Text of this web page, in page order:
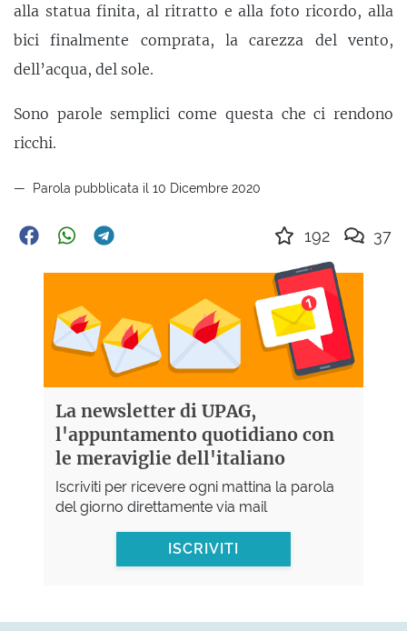
alla statua finita, al ritratto e alla foto ricordo, alla
bici finalmente comprata, la carezza del vento,
dell’acqua, del sole.
Sono parole semplici come questa che ci rendono
ricchi.
Parola pubblicata il 10 Dicembre 2020
192 37
La newsletter di UPAG,
l'appuntamento quotidiano con
le meraviglie dell'italiano
Iscriviti per ricevere ogni mattina la parola
del giorno direttamente via mail
ISCRIVITI